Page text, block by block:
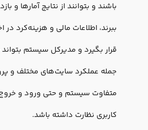
باشند و بتوانند از نتایج آمارها و
ببرند، اطلاعات مالی و هزینه‌کرد در
قرار بگیرد و مدیرکل سیستم
جمله عملکرد سایت‌های مختلف و
متفاوت سیستم و حتی ورود و
کاربری نظارت داشته باشد.